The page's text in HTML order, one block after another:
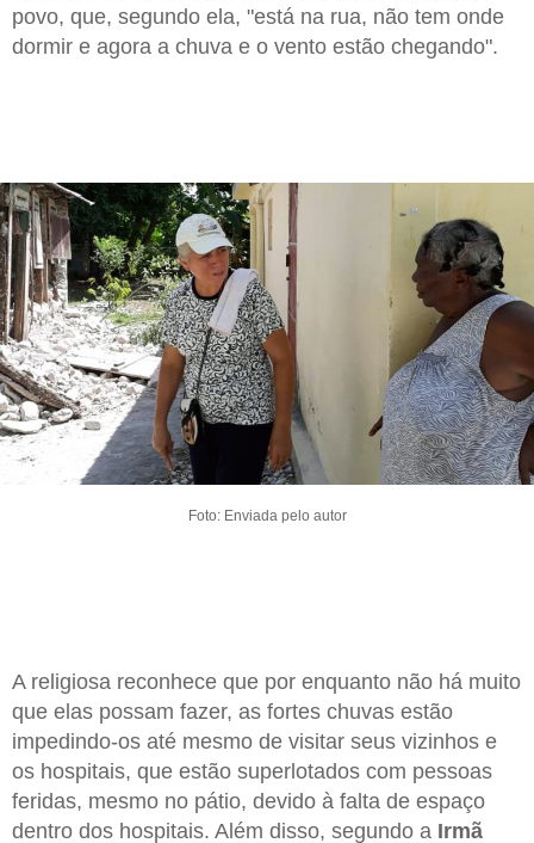
povo, que, segundo ela, "está na rua, não tem onde
dormir e agora a chuva e o vento estão chegando".
Foto: Enviada pelo autor
A religiosa reconhece que por enquanto não há muito
que elas possam fazer, as fortes chuvas estão
impedindo-os até mesmo de visitar seus vizinhos e
os hospitais, que estão superlotados com pessoas
feridas, mesmo no pátio, devido à falta de espaço
dentro dos hospitais. Além disso, segundo a Irmã